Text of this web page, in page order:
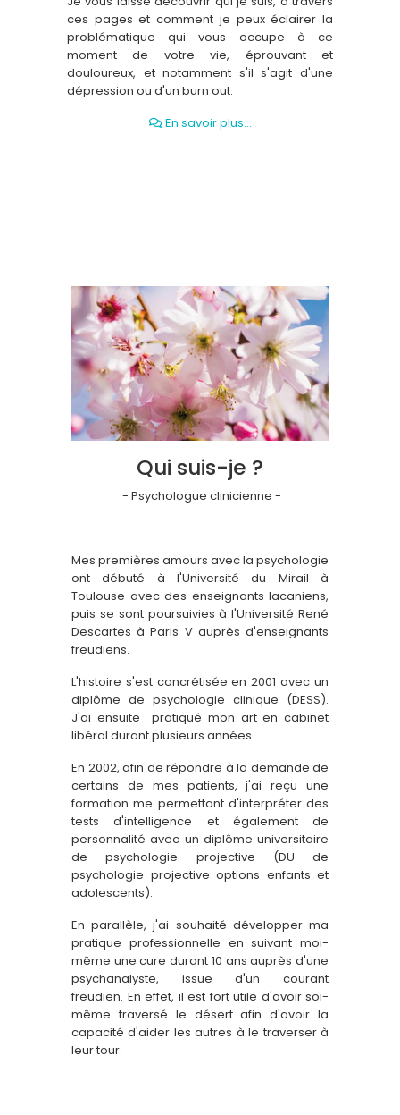
ces pages et comment je peux éclairer la
problématique qui vous occupe à ce
moment de votre vie, éprouvant et
douloureux, et notamment s'il s'agit d'une
dépression ou d'un burn out.
En savoir plus...
Qui suis-je ?
- Psychologue clinicienne -
Mes premières amours avec la psychologie
ont débuté à l'Université du Mirail à
Toulouse avec des enseignants lacaniens,
puis se sont poursuivies à l'Université René
Descartes à Paris V auprès d'enseignants
freudiens.
L'histoire s'est concrétisée en 2001 avec un
diplôme de psychologie clinique (DESS).
J'ai ensuite pratiqué mon art en cabinet
libéral durant plusieurs années.
En 2002, afin de répondre à la demande de
certains de mes patients, j'ai reçu une
formation me permettant d'interpréter des
tests d'intelligence et également de
personnalité avec un diplôme universitaire
de psychologie projective (DU de
psychologie projective options enfants et
adolescents).
En parallèle, j'ai souhaité développer ma
pratique professionnelle en suivant moi-
même une cure durant 10 ans auprès d'une
psychanalyste, issue d'un courant
freudien. En effet, il est fort utile d'avoir soi-
même traversé le désert afin d'avoir la
capacité d'aider les autres à le traverser à
leur tour.